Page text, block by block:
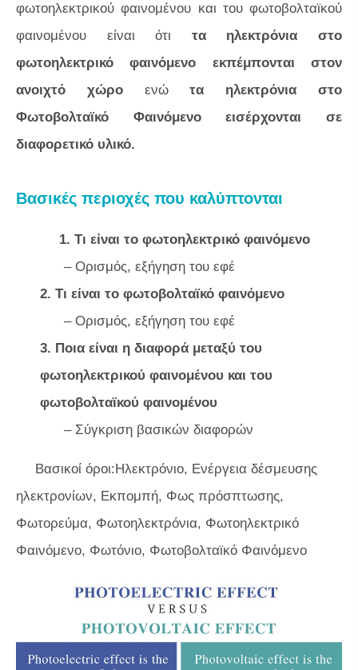
φωτοηλεκτρικού φαινομένου και του φωτοβολταϊκού
φαινομένου είναι ότι τα ηλεκτρόνια στο
φωτοηλεκτρικό φαινόμενο εκπέμπονται στον
ανοιχτό χώροενώτα ηλεκτρόνια στο
Φωτοβολταϊκό Φαινόμενο εισέρχονται σε
διαφορετικό υλικό.
Βασικές περιοχές που καλύπτονται
1. Τι είναι το φωτοηλεκτρικό φαινόμενο
– Ορισμός, εξήγηση του εφέ
2. Τι είναι το φωτοβολταϊκό φαινόμενο
– Ορισμός, εξήγηση του εφέ
3. Ποια είναι η διαφορά μεταξύ του
φωτοηλεκτρικού φαινομένου και του
φωτοβολταϊκού φαινομένου
– Σύγκριση βασικών διαφορών
Βασικοί όροι:Ηλεκτρόνιο, Ενέργεια δέσμευσης
ηλεκτρονίων, Εκπομπή, Φως πρόσπτωσης,
Φωτορεύμα, Φωτοηλεκτρόνια, Φωτοηλεκτρικό
Φαινόμενο, Φωτόνιο, Φωτοβολταϊκό Φαινόμενο